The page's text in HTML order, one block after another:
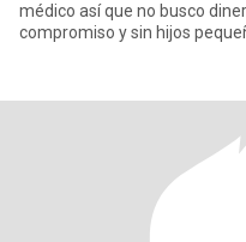
médico así que no busco dinero. Lo que busco es un hombre